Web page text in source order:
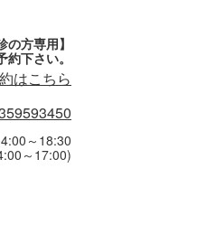
の方専用】
下さい。
～18:30
～17:00)